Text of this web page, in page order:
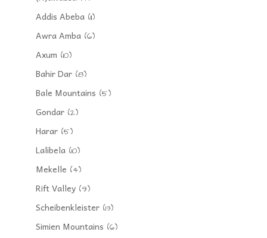
Addis Abeba(11)
Awra Amba(6)
Axum (10)
Bahir Dar(8)
Bale Mountains (5)
Gondar(2)
Harar(5)
Lalibela(10)
Mekelle (4)
Rift Valley(9)
Scheibenkleister(13)
Simien Mountains (6)